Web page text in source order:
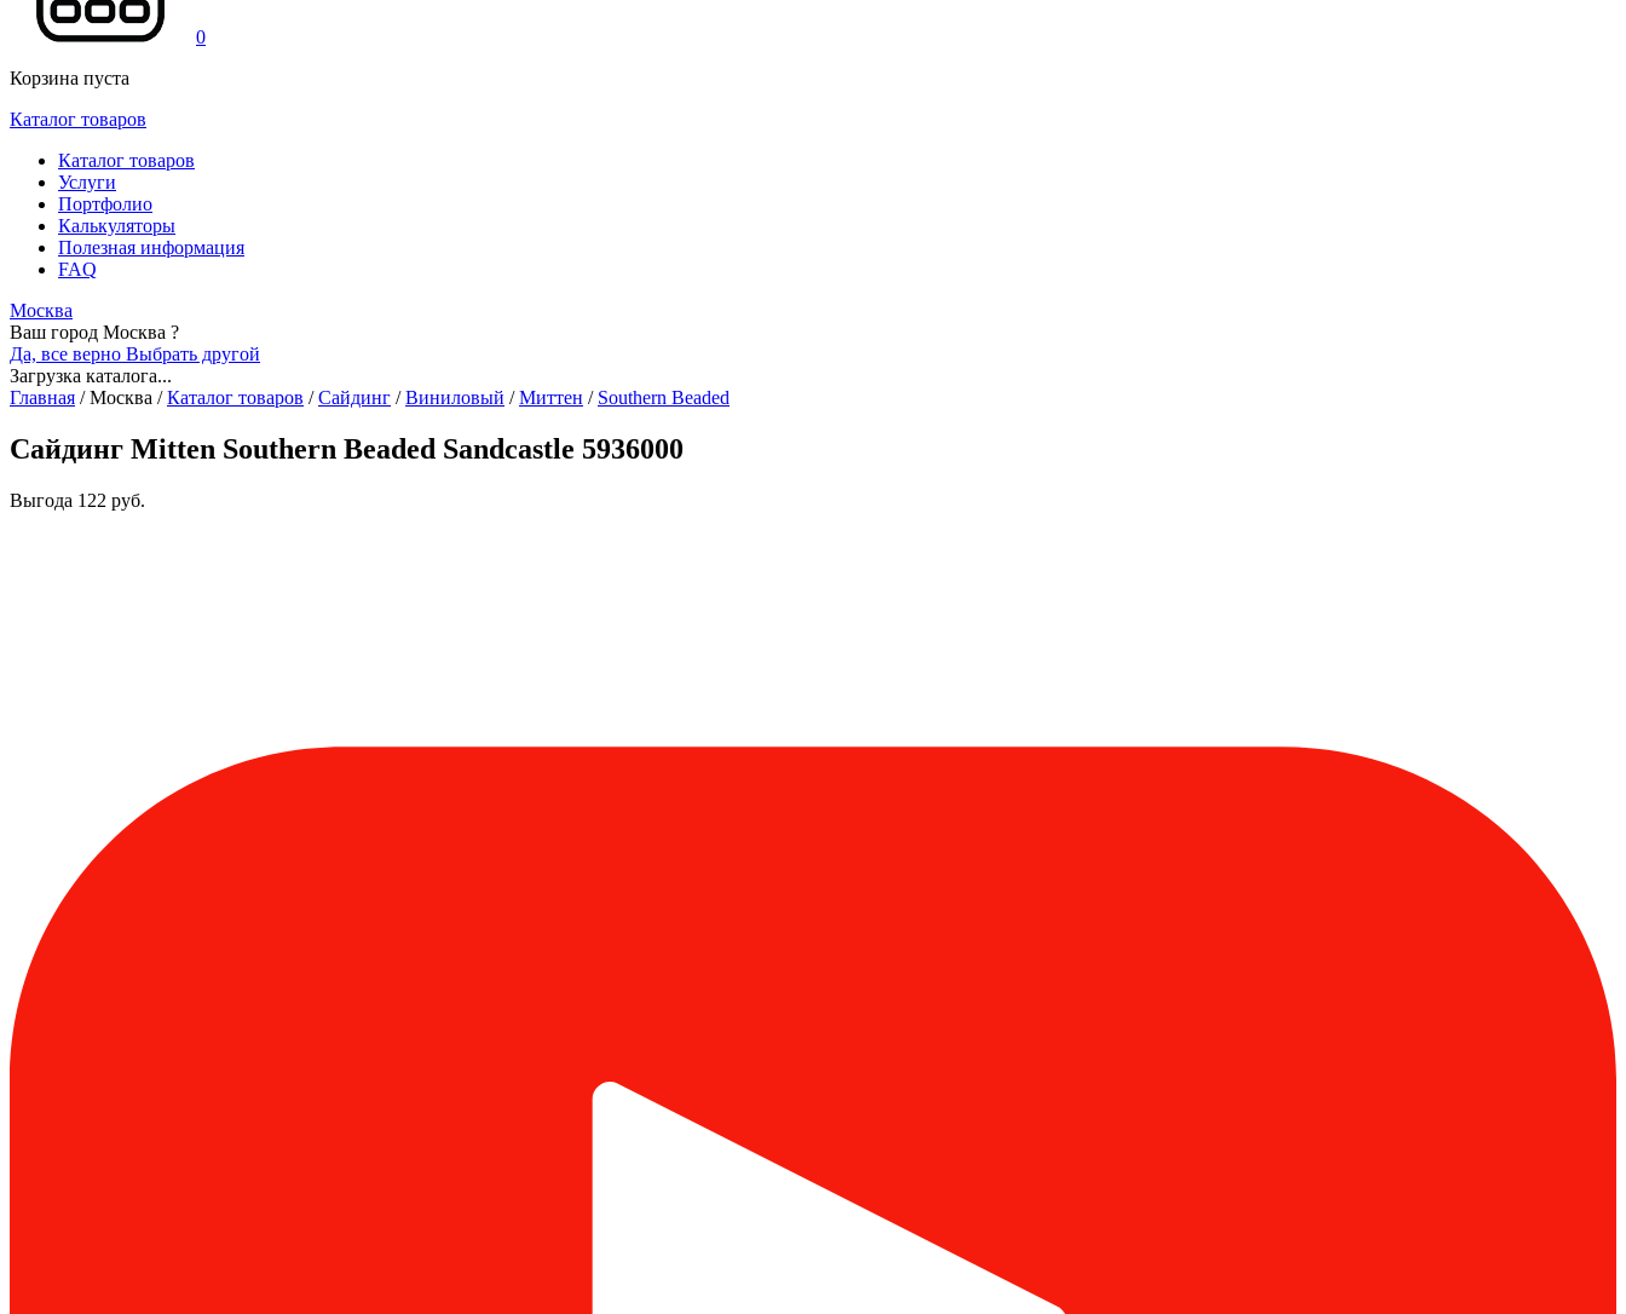
0
Корзина пуста
Каталог товаров
Каталог товаров
Услуги
Портфолио
Калькуляторы
Полезная информация
FAQ
Москва
Ваш город Москва ?
Да, все верно Выбрать другой
Загрузка каталога...
Главная /Москва / Каталог товаров / Сайдинг / Виниловый / Миттен / Southern Beaded
Сайдинг Mitten Southern Beaded Sandcastle 5936000
Выгода 122 руб.